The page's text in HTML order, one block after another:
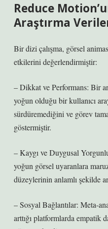
Reduce
Araştırma
Bir dizi çalışma, görsel
etkilerini değerlendirmiştir:
– Dikkat ve Performans: Bir
yoğun olduğu bir kullanıcı
sürdüremediğini ve görev
göstermiştir.
– Kaygı ve Duygusal
yoğun görsel uyaranlara
düzeylerinin anlamlı şekilde
– Sosyal Bağlantılar: Meta-
arttığı platformlarda empatik